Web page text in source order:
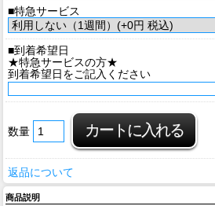
■特急サービス
■到着希望日
★特急サービスの方★
到着希望日をご記入ください
数量
返品について
商品説明